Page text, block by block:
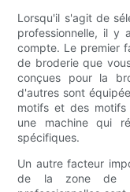
Lorsqu'il s'agit de
professionnelle, il y
compte. Le premier
de broderie que
conçues pour la
d'autres sont
motifs et des
une machine qui
spécifiques.
Un autre facteur
de la zone de